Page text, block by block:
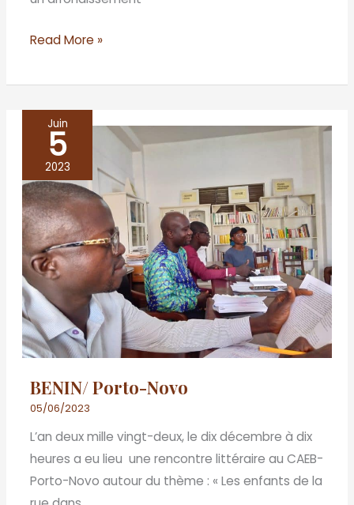
Read More »
Juin
5
2023
BENIN/ Porto-Novo
05/06/2023
L’an deux mille vingt-deux, le dix décembre à dix
heures a eu lieu une rencontre littéraire au CAEB-
Porto-Novo autour du thème : « Les enfants de la
BENIN/
Porto-
Novo